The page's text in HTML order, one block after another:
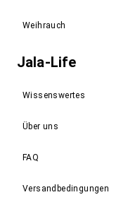
Weihrauch
Jala-Life
Wissenswertes
Über uns
FAQ
Versandbedingungen